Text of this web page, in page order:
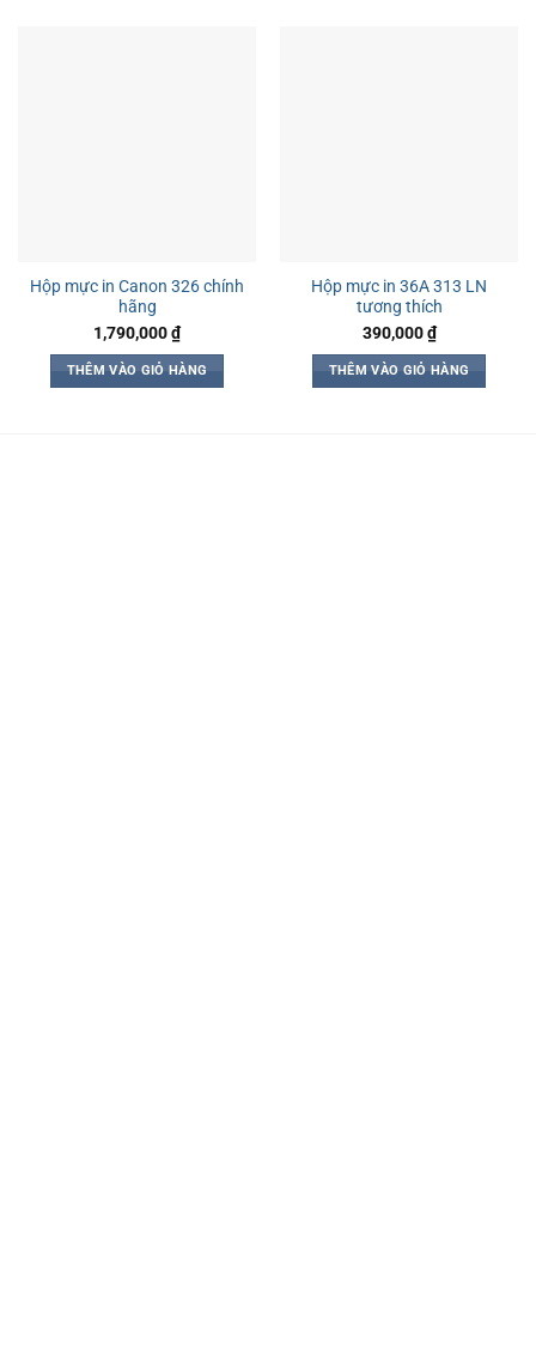
Hộp mực in Canon 326 chính
hãng
1,790,000₫
THÊM VÀO GIỎ HÀNG
Hộp mực in 36A 313 LN
tương thích
390,000₫
THÊM VÀO GIỎ HÀNG